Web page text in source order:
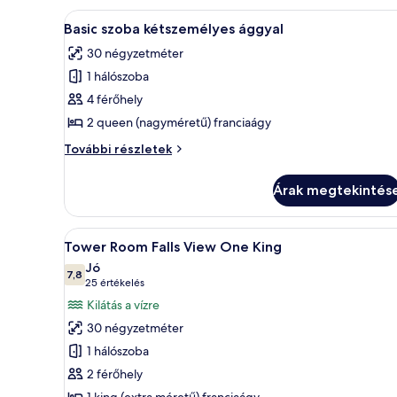
A
következő
szoba
összes
képének
megtekintése:
Basic
szoba
ággyal
Egy szállodai szoba két
5
Basic szoba kétszemélyes ággyal
30 négyzetméter
1 hálószoba
4 férőhely
2 queen (nagyméretű) franciaágy
További részletek
Basic
további
részletei
Árak
A
következő
szoba
összes
képének
megtekintése:
Tower
Room Falls
Egy szállodai szoba,
4
Tower Room Falls View One King
7,810-ből 7,8
Jó
25 értékelés
(25
értékelés)
Kilátás a vízre
30 négyzetméter
1 hálószoba
2 férőhely